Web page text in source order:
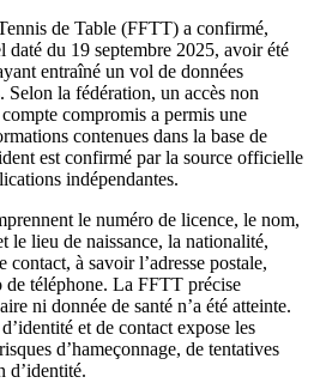
de Table (FFTT) a confirmé,
du 19 septembre 2025, avoir été
entraîné un vol de données
Selon la fédération, un accès non
compromis a permis une
contenues dans la base de
est confirmé par la source officielle
indépendantes.
le numéro de licence, le nom,
le lieu de naissance, la nationalité,
contact, à savoir l’adresse postale,
de téléphone. La FFTT précise
ni donnée de santé n’a été atteinte.
et de contact expose les
d’hameçonnage, de tentatives
d’identité.